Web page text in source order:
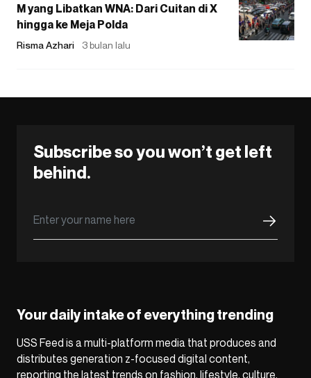
M yang Libatkan WNA: Dari Cuitan di X
hingga ke Meja Polda
Risma Azhari 3 bulan lalu
Subscribe so you won’t get left
behind.
Your daily intake of everything trending
USS Feed is a multi-platform media that produces and
distributes generation z-focused digital content,
reporting the latest trends on fashion, lifestyle, culture,